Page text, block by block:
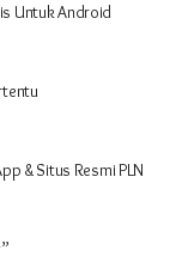
Untuk Android
& Situs Resmi PLN